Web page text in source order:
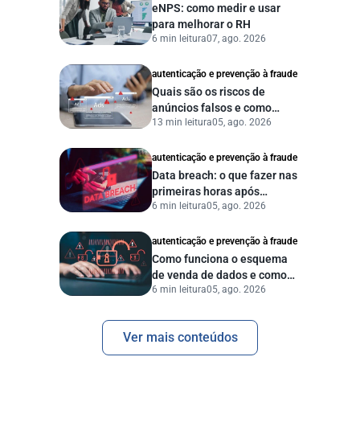
eNPS: como medir e usar
para melhorar o RH
6 min leitura07, ago. 2026
autenticação e prevenção à fraude
Quais são os riscos de
anúncios falsos e como
proteger seu negócio?
13 min leitura05, ago. 2026
autenticação e prevenção à fraude
Data breach: o que fazer nas
primeiras horas após
vazamento de dados?
6 min leitura05, ago. 2026
autenticação e prevenção à fraude
Como funciona o esquema
de venda de dados e como
proteger sua empresa?
6 min leitura05, ago. 2026
Ver mais conteúdos